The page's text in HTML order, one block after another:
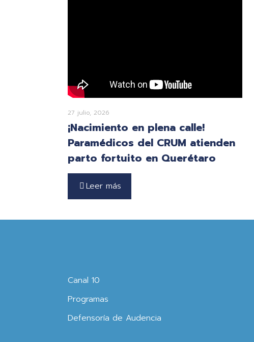
27 julio, 2026
¡Nacimiento en plena calle!
Paramédicos del CRUM atienden
parto fortuito en Querétaro
Leer más
Canal 10
Programas
Defensoría de Audencia